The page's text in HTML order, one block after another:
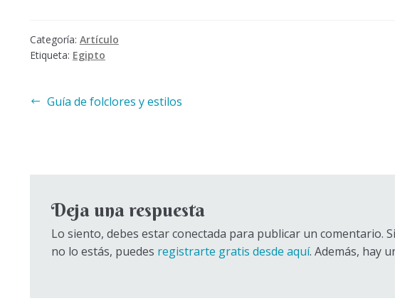
Categoría: Artículo
Etiqueta: Egipto
Navegación
Anterior:
Guía de folclores y estilos
Deja una respuesta
Lo siento, debes estar conectada para publicar un comentario.
no lo estás, puedes registrarte gratis desde aquí. Además, hay